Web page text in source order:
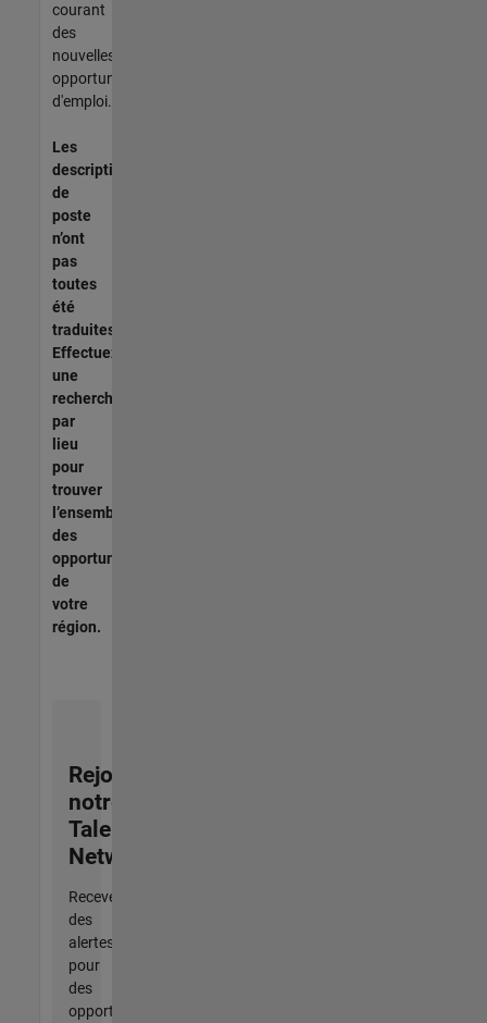
courant
des
nouvelles
opportunités
d'emploi.
Les
descriptions
de
poste
n’ont
pas
toutes
été
traduites.
Effectuez
une
recherche
par
lieu
pour
trouver
l’ensemble
des
opportunités
de
votre
région.
Rejoignez
notre
Talent
Network
Recevez
des
alertes
pour
des
opportunités